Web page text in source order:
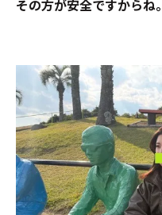
その方が安全ですからね。